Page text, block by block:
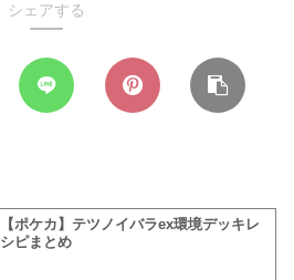
シェアする
【ポケカ】テツノイバラex環境デッキレ
シピまとめ